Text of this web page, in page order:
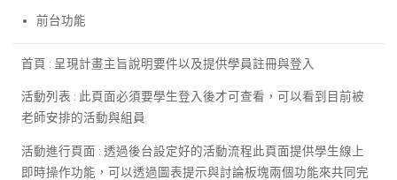
前台功能
首頁 : 呈現計畫主旨說明要件以及提供學員註冊與登入
活動列表 : 此頁面必須要學生登入後才可查看，可以看到目前被
老師安排的活動與組員
活動進行頁面 : 透過後台設定好的活動流程此頁面提供學生線上
即時操作功能，可以透過圖表提示與討論板塊兩個功能來共同完